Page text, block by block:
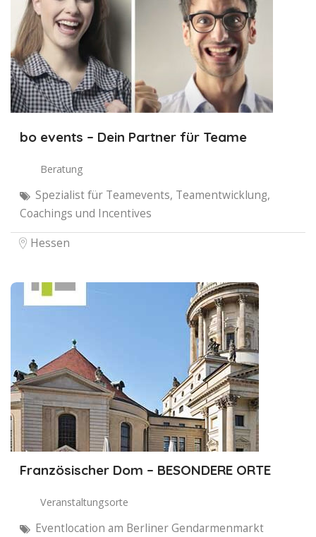
bo events – Dein Partner für Teame
Beratung
Spezialist für Teamevents, Teamentwicklung,
Coachings und Incentives
Hessen
Französischer Dom – BESONDERE ORTE
Veranstaltungsorte
Eventlocation am Berliner Gendarmenmarkt